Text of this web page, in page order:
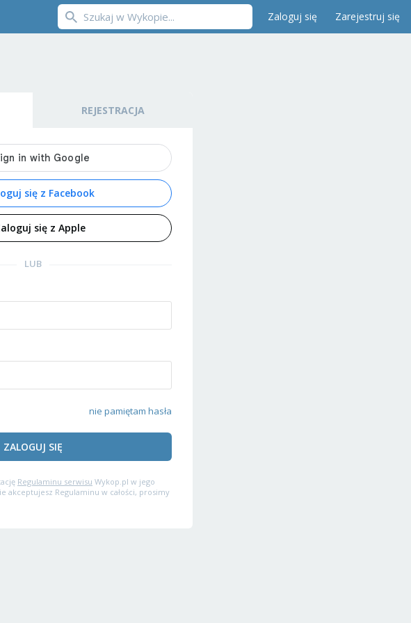
Zaloguj się Zarejestruj się
REJESTRACJA
się z Facebook
się z Apple
LUB
nie pamiętam hasła
ZALOGUJ SIĘ
Regulaminu serwisu Wykop.pl w jego
akceptujesz Regulaminu w całości, prosimy